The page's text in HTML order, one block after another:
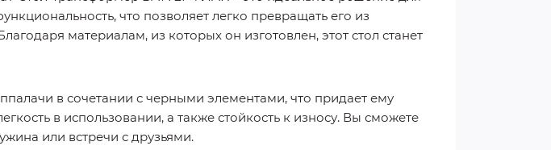
что позволяет легко превращать его из
материалам, из которых он изготовлен, этот стол станет
в сочетании с черными элементами, что придает ему
в использовании, а также стойкость к износу. Вы сможете
или встречи с друзьями.